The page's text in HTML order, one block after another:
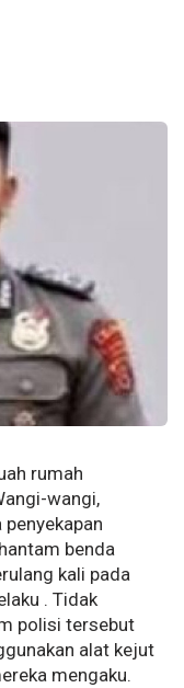
rumah
wangi,
benda
kali pada
. Tidak
polisi tersebut
alat kejut
mengaku.